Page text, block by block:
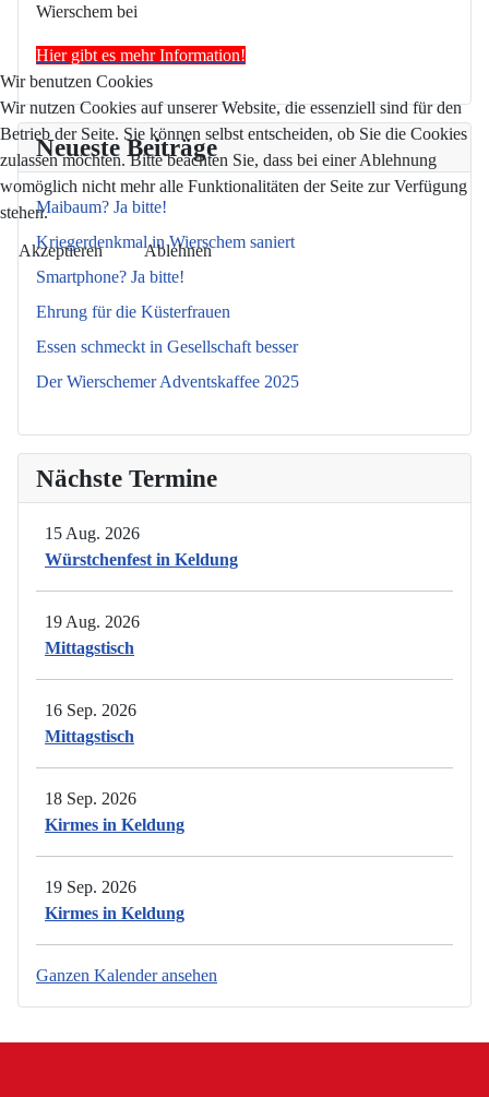
Wierschem bei
Hier gibt es mehr Information!
Neueste Beiträge
Maibaum? Ja bitte!
Kriegerdenkmal in Wierschem saniert
Smartphone? Ja bitte!
Ehrung für die Küsterfrauen
Essen schmeckt in Gesellschaft besser
Der Wierschemer Adventskaffee 2025
Nächste Termine
15 Aug. 2026
Würstchenfest in Keldung
19 Aug. 2026
Mittagstisch
16 Sep. 2026
Mittagstisch
18 Sep. 2026
Kirmes in Keldung
19 Sep. 2026
Kirmes in Keldung
Ganzen Kalender ansehen
Wir benutzen Cookies
Wir nutzen Cookies auf unserer Website, die essenziell sind für den
Betrieb der Seite. Sie können selbst entscheiden, ob Sie die Cookies
zulassen möchten. Bitte beachten Sie, dass bei einer Ablehnung
womöglich nicht mehr alle Funktionalitäten der Seite zur Verfügung
stehen.
Akzeptieren Ablehnen